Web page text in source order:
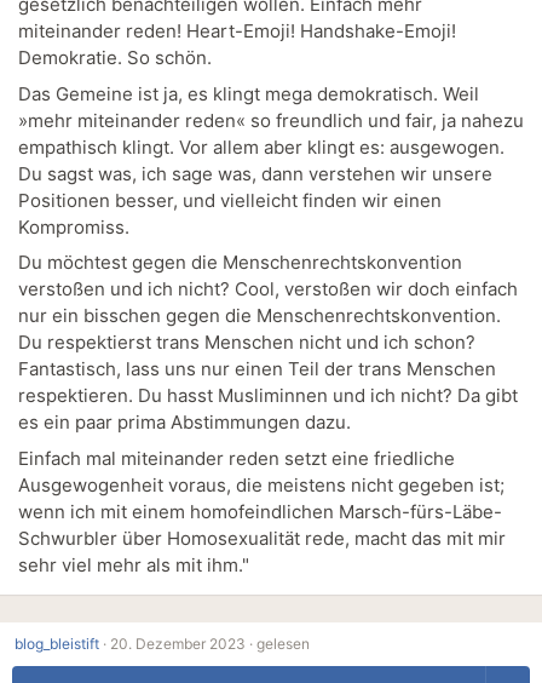
miteinander reden! Heart-Emoji! Handshake-Emoji!
Demokratie. So schön.
Das Gemeine ist ja, es klingt mega demokratisch. Weil
»mehr miteinander reden« so freundlich und fair, ja nahezu
empathisch klingt. Vor allem aber klingt es: ausgewogen.
Du sagst was, ich sage was, dann verstehen wir unsere
Positionen besser, und vielleicht finden wir einen
Kompromiss.
Du möchtest gegen die Menschenrechtskonvention
verstoßen und ich nicht? Cool, verstoßen wir doch einfach
nur ein bisschen gegen die Menschenrechtskonvention.
Du respektierst trans Menschen nicht und ich schon?
Fantastisch, lass uns nur einen Teil der trans Menschen
respektieren. Du hasst Musliminnen und ich nicht? Da gibt
es ein paar prima Abstimmungen dazu.
Einfach mal miteinander reden setzt eine friedliche
Ausgewogenheit voraus, die meistens nicht gegeben ist;
wenn ich mit einem homofeindlichen Marsch-fürs-Läbe-
Schwurbler über Homosexualität rede, macht das mit mir
sehr viel mehr als mit ihm."
blog_bleistift · 20. Dezember 2023 · gelesen